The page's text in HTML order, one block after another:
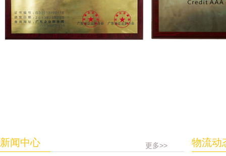
新闻中心 更多>> 物流动